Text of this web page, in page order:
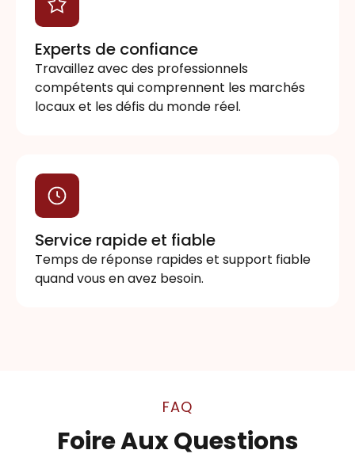
Experts de confiance
Travaillez avec des professionnels
compétents qui comprennent les marchés
locaux et les défis du monde réel.
Service rapide et fiable
Temps de réponse rapides et support fiable
quand vous en avez besoin.
FAQ
Foire Aux Questions